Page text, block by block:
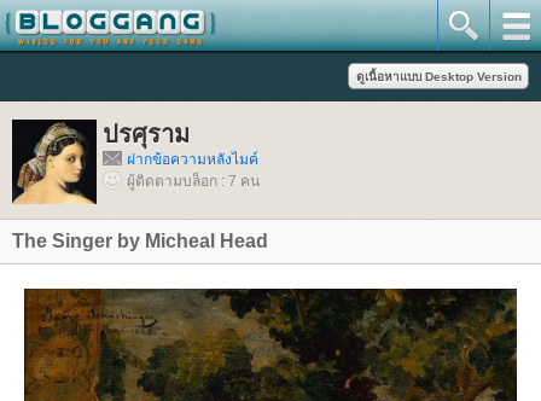
ปรศุราม
ฝากข้อความหลังไมค์
ผู้ติดตามบล็อก : 7 คน
The Singer by Micheal Head